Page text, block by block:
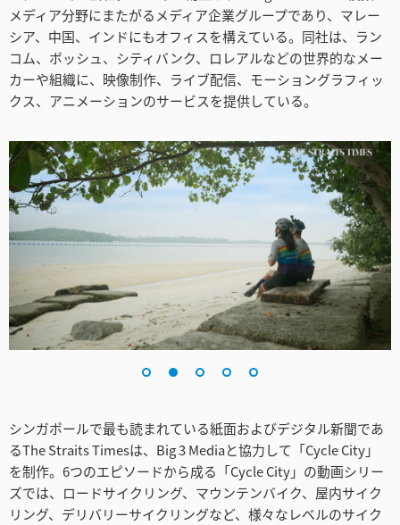
Netherlands
New Zealand
Norway
Portugal
Singapore
South Africa
Sweden
Chinese Taipei
UAE
Ukraine
United Kingdom
メディア分野にまたがるメディア企業グループであり、マレー
シア、中国、インドにもオフィスを構えている。同社は、ラン
コム、ボッシュ、シティバンク、ロレアルなどの世界的なメー
カーや組織に、映像制作、ライブ配信、モーショングラフィッ
クス、アニメーションのサービスを提供している。
シンガポールで最も読まれている紙面およびデジタル新聞であ
るThe Straits Timesは、Big 3 Mediaと協力して「Cycle City」
を制作。6つのエピソードから成る「Cycle City」の動画シリー
ズでは、ロードサイクリング、マウンテンバイク、屋内サイク
リング、デリバリーサイクリングなど、様々なレベルのサイク